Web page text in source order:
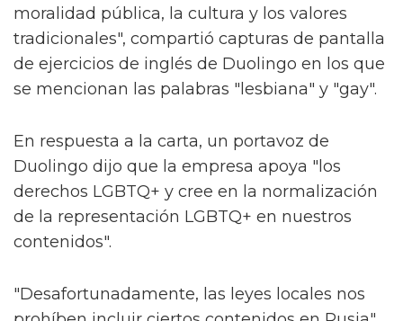
moralidad pública, la cultura y los valores
tradicionales", compartió capturas de pantalla
de ejercicios de inglés de Duolingo en los que
se mencionan las palabras "lesbiana" y "gay".
En respuesta a la carta, un portavoz de
Duolingo dijo que la empresa apoya "los
derechos LGBTQ+ y cree en la normalización
de la representación LGBTQ+ en nuestros
contenidos".
"Desafortunadamente, las leyes locales nos